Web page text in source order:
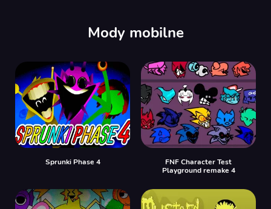
Mody mobilne
Sprunki Phase 4
FNF Character Test
Playground remake 4